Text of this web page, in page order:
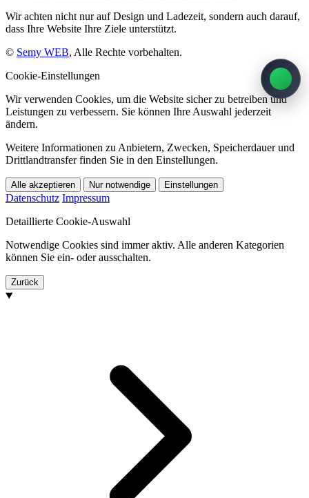
Wir achten nicht nur auf Design und Ladezeit, sondern auch darauf,
dass Ihre Website Ihre Ziele unterstützt.
© Semy WEB, Alle Rechte vorbehalten.
Cookie-Einstellungen
Wir verwenden Cookies, um die Website sicher zu betreiben und
Leistungen zu verbessern. Sie können Ihre Auswahl jederzeit
ändern.
Weitere Informationen zu Anbietern, Zwecken, Speicherdauer und
Drittlandtransfer finden Sie in den Einstellungen.
Alle akzeptieren Nur notwendige Einstellungen
Datenschutz Impressum
Detaillierte Cookie-Auswahl
Notwendige Cookies sind immer aktiv. Alle anderen Kategorien
können Sie ein- oder ausschalten.
Zurück